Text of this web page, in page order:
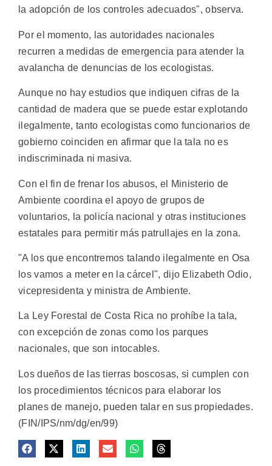
la adopción de los controles adecuados", observa.
Por el momento, las autoridades nacionales
recurren a medidas de emergencia para atender la
avalancha de denuncias de los ecologistas.
Aunque no hay estudios que indiquen cifras de la
cantidad de madera que se puede estar explotando
ilegalmente, tanto ecologistas como funcionarios de
gobierno coinciden en afirmar que la tala no es
indiscriminada ni masiva.
Con el fin de frenar los abusos, el Ministerio de
Ambiente coordina el apoyo de grupos de
voluntarios, la policía nacional y otras instituciones
estatales para permitir más patrullajes en la zona.
"A los que encontremos talando ilegalmente en Osa
los vamos a meter en la cárcel", dijo Elizabeth Odio,
vicepresidenta y ministra de Ambiente.
La Ley Forestal de Costa Rica no prohíbe la tala,
con excepción de zonas como los parques
nacionales, que son intocables.
Los dueños de las tierras boscosas, si cumplen con
los procedimientos técnicos para elaborar los
planes de manejo, pueden talar en sus propiedades.
(FIN/IPS/nm/dg/en/99)